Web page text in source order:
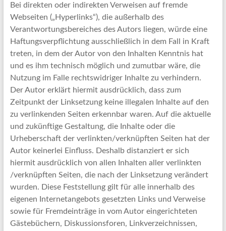
Bei direkten oder indirekten Verweisen auf fremde
Webseiten („Hyperlinks“), die außerhalb des
Verantwortungsbereiches des Autors liegen, würde eine
Haftungsverpflichtung ausschließlich in dem Fall in Kraft
treten, in dem der Autor von den Inhalten Kenntnis hat
und es ihm technisch möglich und zumutbar wäre, die
Nutzung im Falle rechtswidriger Inhalte zu verhindern.
Der Autor erklärt hiermit ausdrücklich, dass zum
Zeitpunkt der Linksetzung keine illegalen Inhalte auf den
zu verlinkenden Seiten erkennbar waren. Auf die aktuelle
und zukünftige Gestaltung, die Inhalte oder die
Urheberschaft der verlinkten/verknüpften Seiten hat der
Autor keinerlei Einfluss. Deshalb distanziert er sich
hiermit ausdrücklich von allen Inhalten aller verlinkten
/verknüpften Seiten, die nach der Linksetzung verändert
wurden. Diese Feststellung gilt für alle innerhalb des
eigenen Internetangebots gesetzten Links und Verweise
sowie für Fremdeinträge in vom Autor eingerichteten
Gästebüchern, Diskussionsforen, Linkverzeichnissen,